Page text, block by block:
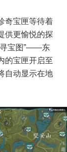
奇宝匣等待着
供更愉悦的探
寻宝图”——东
的宝匣开启至
自动显示在地